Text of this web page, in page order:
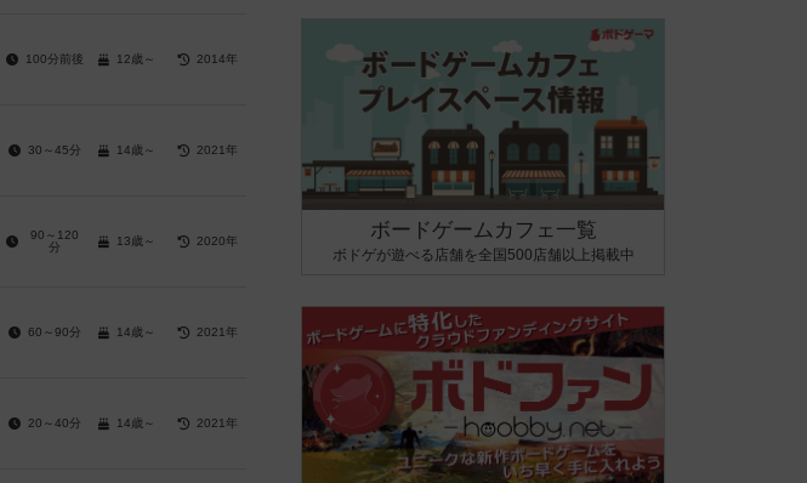
100分前後 12歳～ 2014年
30～45分 14歳～ 2021年
90～120
分
13歳～ 2020年
60～90分 14歳～ 2021年
20～40分 14歳～ 2021年
ボードゲームカフェ一覧
ボドゲが遊べる店舗を全国500店舗以上掲載中